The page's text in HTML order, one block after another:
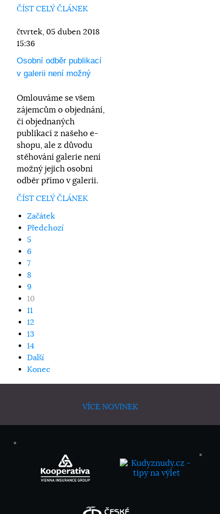
ČÍST CELÝ ČLÁNEK
čtvrtek, 05 duben 2018
15:36
Osobní odběr publikací
v galerii není možný
Omlouváme se všem
zájemcům o objednání,
či objednaných
publikací z našeho e-
shopu, ale z důvodu
stěhování galerie není
možný jejich osobní
odběr přímo v galerii.
ČÍST CELÝ ČLÁNEK
Začátek
Předchozí
5
6
7
8
9
10
11
12
13
14
Další
Konec
VÍCE NOVINEK